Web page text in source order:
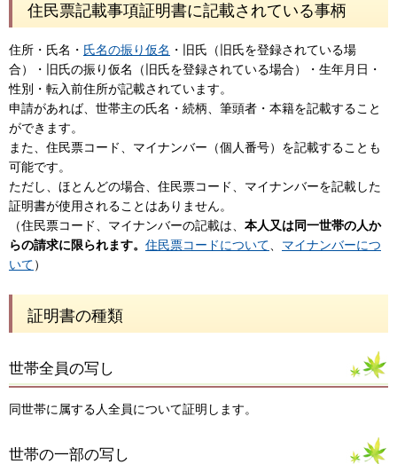
住民票記載事項証明書に記載されている事柄
住所・氏名・ 氏名の振り仮名 ・旧氏（旧氏を登録されている場
合）・旧氏の振り仮名（旧氏を登録されている場合）・生年月日・
性別・転入前住所が記載されています。
申請があれば、世帯主の氏名・続柄、筆頭者・本籍を記載すること
ができます。
また、住民票コード、マイナンバー（個人番号）を記載することも
可能です。
ただし、ほとんどの場合、住民票コード、マイナンバーを記載した
証明書が使用されることはありません。
（住民票コード、マイナンバーの記載は、 本人又は同一世帯の人か
らの請求に限られます。 住民票コードについて
マイナンバーにつ
いて）
証明書の種類
世帯全員の写し
同世帯に属する人全員について証明します。
世帯の一部の写し